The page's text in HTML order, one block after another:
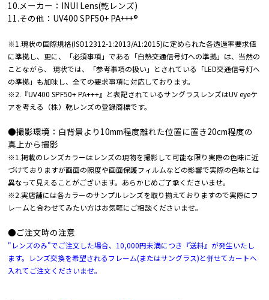
10.メーカー：INUI Lens(乾レンズ)
11.その他：UV400 SPF50+ PA+++®︎
※1.現状の国際規格(ISO12312-1:2013/A1:2015)に定められた各透過率要求値
に準拠し、更に、「必須事項」である「白熱交通信号灯への準拠」は、当然の
ことながら、 現状では、「参考事項の扱い」とされている「LED交通信号灯へ
の準拠」も加味し、全ての要求事項に対応しております。
※2.『UV400 SPF50+ PA+++』と表記されているサングラスレンズはUV eyeケ
アを考える（株）乾レンズの登録商標です。
●撮影環境：白背景より10mm程度離れた位置に置き20cm程度の
真上から撮影
※1.掲載のレンズカラーはレンズの現物を撮影して可能な限り実際の色味に近
づけておりますが画面の照度や画面保護フィルムなどの影響で実際の色味とは
異なって見えることがございます。あらかじめご了承くださいませ。
※2.実店舗には各カラーのサンプルレンズを取り揃えておりますので実際にフ
レームと合わせてみたい方はお気軽にご相談くださいませ。
●ご注文時の注意
"レンズのみ"でご注文した場合、10,000円未満につき『送料』が発生いたし
ます。レンズ交換を希望されるフレーム(またはサングラス)と併せてカートへ
入れてご注文くださいませ。